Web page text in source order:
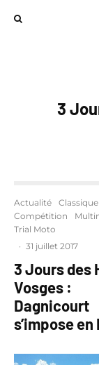
3
Actualité
Classique
Compétition
Trial Moto
· 31 juillet 2017
3 Jours des
Vosges :
Dagnicourt
s’impose